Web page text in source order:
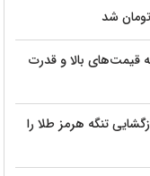
زیر سایه قیمت‌های بالا و قدرت
۴۲۰۰ دلار؛ آیا بازگشایی تنگه هرمز طلا را